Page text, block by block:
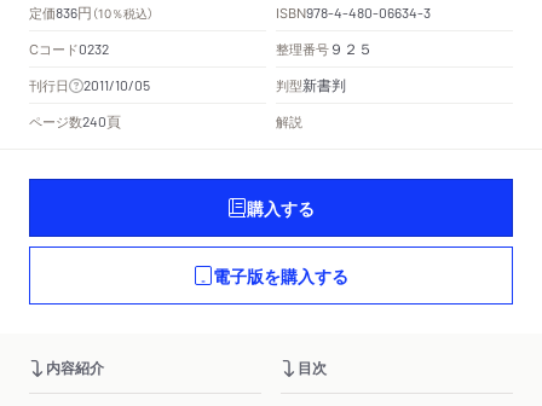
定価836円 （10％税込） ISBN978-4-480-06634-3
Cコード0232 整理番号 ９２５
刊行日 2011/10/05 判型新書判
ページ数240頁 解説
購入する
電子版を購入する
内容紹介 目次